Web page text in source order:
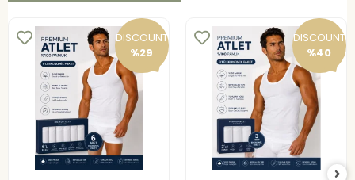
DISCOUNT
%29
DISCOUNT
%40